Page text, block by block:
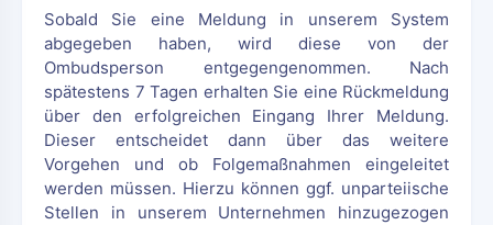
Sobald Sie eine Meldung in unserem System
abgegeben haben, wird diese von der
Ombudsperson entgegengenommen. Nach
spätestens 7 Tagen erhalten Sie eine Rückmeldung
über den erfolgreichen Eingang Ihrer Meldung.
Dieser entscheidet dann über das weitere
Vorgehen und ob Folgemaßnahmen eingeleitet
werden müssen. Hierzu können ggf. unparteiische
Stellen in unserem Unternehmen hinzugezogen